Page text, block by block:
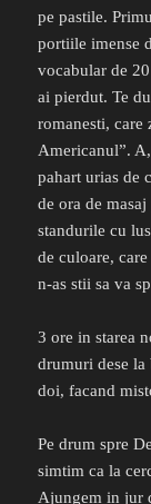
pe pastile.
portiile imense
vocabular de
ai pierdut. Te
romanesti, care
Americanul”.
pahart urias de
de ora de
standurile cu
de culoare,
n-as stii sa va
3 ore in starea
drumuri dese la
doi, facand
Pe drum spre
simtim ca la
Ajungem in jur